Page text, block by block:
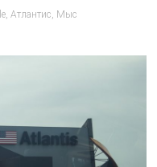
,Атлантис, Мыс